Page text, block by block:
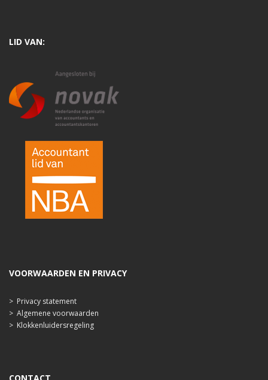
LID VAN:
VOORWAARDEN EN PRIVACY
> Privacy statement
> Algemene voorwaarden
> Klokkenluidersregeling